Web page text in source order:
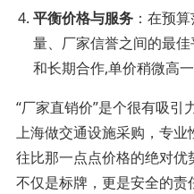
平衡价格与服务 ：在预
量、厂家信誉之间的最
和长期合作,单价稍微高一
“厂家直销价”是个很有吸引
上海做交通设施采购，专
往比那一点点价格的绝对
不仅是标牌，更是安全的责